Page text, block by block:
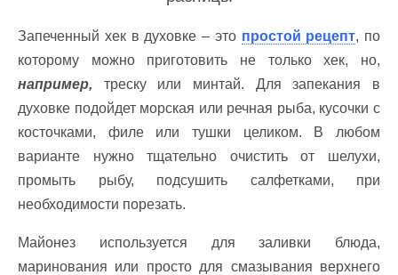
Запеченный хек в духовке – это простой рецепт, по
которому можно приготовить не только хек, но,
например, треску или минтай. Для запекания в
духовке подойдет морская или речная рыба, кусочки с
косточками, филе или тушки целиком. В любом
варианте нужно тщательно очистить от шелухи,
промыть рыбу, подсушить салфетками, при
необходимости порезать.
Майонез используется для заливки блюда,
маринования или просто для смазывания верхнего